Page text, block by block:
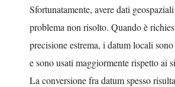
Sfortunatamente, avere dati
problema non risolto. Quando è
precisione estrema, i datum locali
e sono usati maggiormente rispetto ai
La conversione fra datum spesso